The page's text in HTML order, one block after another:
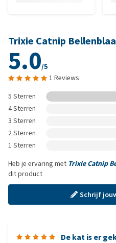
Trixie Catnip
5.0/5
1 Reviews
5 Sterren
4 Sterren
3 Sterren
2 Sterren
1 Sterren
Heb je ervaring met Trixie Catnip
dit product
Schrijf
De kat is er